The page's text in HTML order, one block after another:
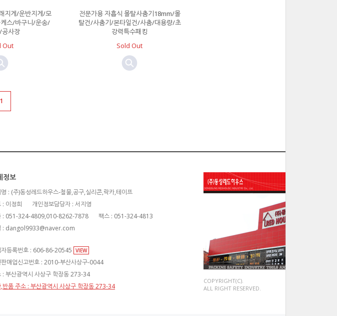
지게/운반지게/모
스/바구니/운송/
사장
Out
전문가용 자흡식 몰탈사춤기18mm/몰
탈건/사춤기/본타일건/사춤/대용량/초
강력특수패킹
Sold Out
1
정보
: (주)동성레드하우스-철물,공구,실리콘,락카,테이프
: 이정희
개인정보담당자 : 서지영
: 051-324-4809,010-8262-7878
팩스 : 051-324-4813
: dangol9933@naver.com
자등록번호 : 606-86-20545 VIEW
매업신고번호 : 2010-부산사상구-0044
: 부산광역시 사상구 학장동 273-34
반품 주소 : 부산광역시 사상구 학장동 273-34
COPYRIGHT(C).
ALL RIGHT RESERVED.